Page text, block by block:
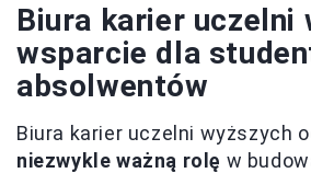
Biura karier uczelni
wsparcie dla
absolwentów
Biura karier uczelni wyższych
niezwykle ważną rolę w